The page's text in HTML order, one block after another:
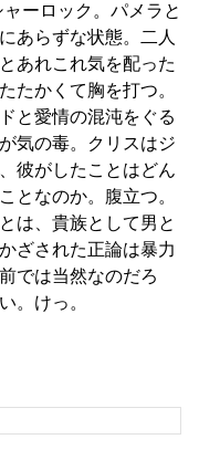
ーロック。パメラと
あらずな状態。二人
あれこれ気を配った
たかくて胸を打つ。
と愛情の混沌をぐる
気の毒。クリスはジ
彼がしたことはどん
となのか。腹立つ。
は、貴族として男と
ざされた正論は暴力
では当然なのだろ
。けっ。